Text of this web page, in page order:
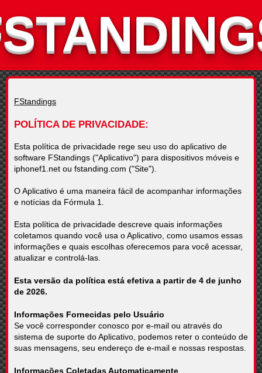
FStandings
POLÍTICA DE PRIVACIDADE
Esta política de privacidade rege seu uso do aplicativo de
software FStandings ("Aplicativo") para dispositivos móveis e
iphonef1.net ou fstanding.com ("Site").
O Aplicativo é uma maneira fácil de acompanhar informações
e notícias da Fórmula 1.
Esta política de privacidade descreve quais informações
coletamos quando você usa o Aplicativo, como usamos essas
informações e quais escolhas oferecemos para você acessar,
atualizar e controlá-las.
Esta versão da política está efetiva a partir de 4 de junho
de 2026.
Informações Fornecidas pelo Usuário
Se você corresponder conosco por e-mail ou através do
sistema de suporte do Aplicativo, podemos reter o conteúdo de
suas mensagens, seu endereço de e-mail e nossas respostas.
Informações Coletadas Automaticamente